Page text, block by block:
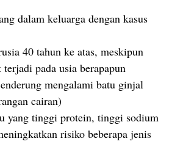
dalam keluarga dengan kasus
40 tahun ke atas, meskipun
pada usia berapapun
mengalami batu ginjal
cairan)
yang tinggi protein, tinggi sodium
risiko beberapa jenis